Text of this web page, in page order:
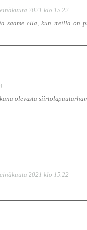
2021 klo 15.22
saame olla, kun meillä on
olevasta
2021 klo 15.22